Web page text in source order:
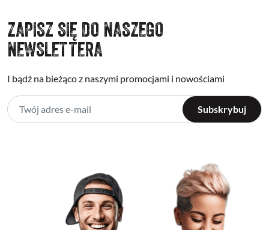
ZAPISZ SIĘ DO NASZEGO
NEWSLETTERA
I bądź na bieżąco z naszymi promocjami i nowościami